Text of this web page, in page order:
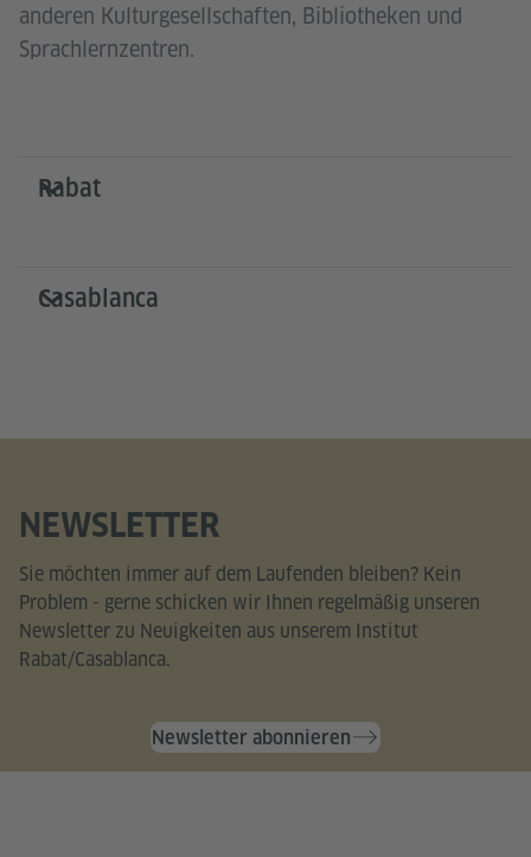
anderen Kulturgesellschaften, Bibliotheken und
Sprachlernzentren.
Rabat
Casablanca
NEWSLETTER
Sie möchten immer auf dem Laufenden bleiben? Kein
Problem - gerne schicken wir Ihnen regelmäßig unseren
Newsletter zu Neuigkeiten aus unserem Institut
Rabat/Casablanca.
Newsletter abonnieren